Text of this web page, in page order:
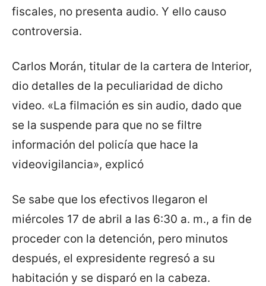
fiscales, no presenta audio. Y ello causo
controversia.
Carlos Morán, titular de la cartera de Interior,
dio detalles de la peculiaridad de dicho
video. «La filmación es sin audio, dado que
se la suspende para que no se filtre
información del policía que hace la
videovigilancia», explicó
Se sabe que los efectivos llegaron el
miércoles 17 de abril a las 6:30 a. m., a fin de
proceder con la detención, pero minutos
después, el expresidente regresó a su
habitación y se disparó en la cabeza.